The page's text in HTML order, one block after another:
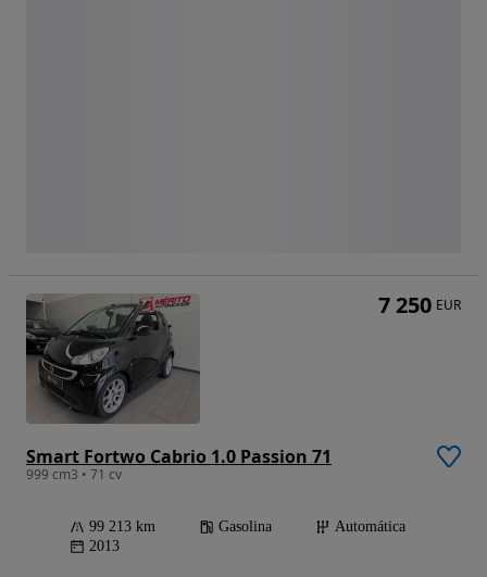
Smart Fortwo Cabrio 1.0 Passion 71
999 cm3 • 71 cv
99 213 km Gasolina
Automática
2013
7 250 EUR